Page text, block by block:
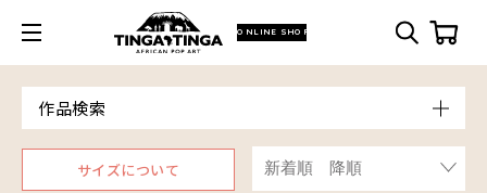
ONLINE SHOP
作品検索
Model
青空
サイズについて